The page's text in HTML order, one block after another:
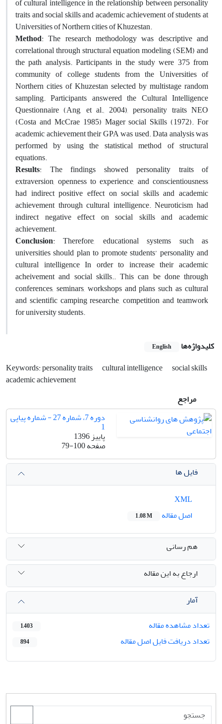
traits and social skills and academic achievement of students at
Universities of Northern cities of Khuzestan.
Method: The research methodology was descriptive and
correlational through structural equation modeling (SEM) and
the path analysis. Participants in the study were 375 from
community of college students from the Universities of
Northern cities of Khuzestan selected by multistage random
sampling. Participants answered the Cultural Intelligence
Questionnaire (Ang, et al., 2004), personality traits NEO
(Costa and McCrae 1985) Mager social Skills (1972). For
academic achievement their GPA was used. Data analysis was
performed by using the statistical method of structural
equations.
Results: The findings showed personality traits of
extraversion, openness to experience, and conscientiousness
had indirect positive effect on social skills and academic
achievement through cultural intelligence. Neuroticism had
indirect negative effect on social skills and academic
achievement.
Conclusion: Therefore, educational systems such as
universities should plan to promote students’ personality and
cultural intelligence In order to increase their academic
acheivement and social skills.. This can be done through
conferences, seminars, workshops and plans such as cultural
and scientific camping researche, competition and teamwork
for university students.
کلیدواژه‌ها English
Keywords: personality traits cultural intelligence
social skills
academic achievement
مراجع
دوره 7، شماره 27 - شماره پیاپی
1
پاییز 1396
صفحه79-100
فایل ها
اصل مقاله
1.08 M
هم رسانی
ارجاع به این مقاله
آمار
تعداد مشاهده مقاله
1,403
تعداد دریافت فایل اصل مقاله 894